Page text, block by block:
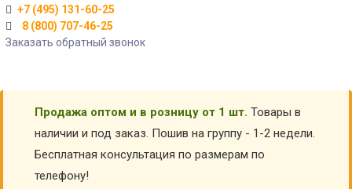
+7 (495) 131-60-25
8 (800) 707-46-25
Заказать обратный звонок
Продажа оптом и в розницу от 1 шт. Товары в
наличии и под заказ. Пошив на группу - 1-2 недели.
Бесплатная консультация по размерам по
телефону!